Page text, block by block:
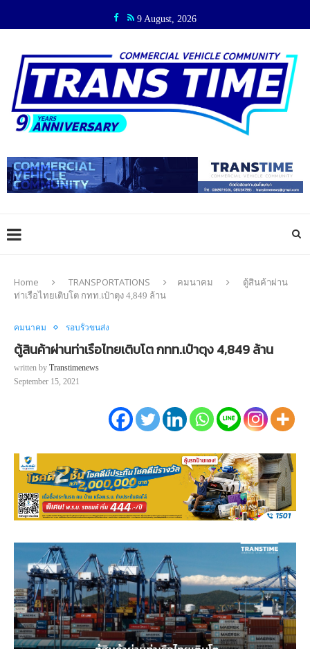
9 August, 2026
Home TRANSPORTATIONS คมนาคม
ตู้สินค้าผ่าน
ท่าเรือไทยเติบโต กทท.เป๋าตุง 4,849 ล้าน
คมนาคม รอบรั้วขนส่ง
ตู้สินค้าผ่านท่าเรือไทยเติบโต กทท.เป๋าตุง 4,849 ล้าน
written by Transtimenews
September 15, 2021